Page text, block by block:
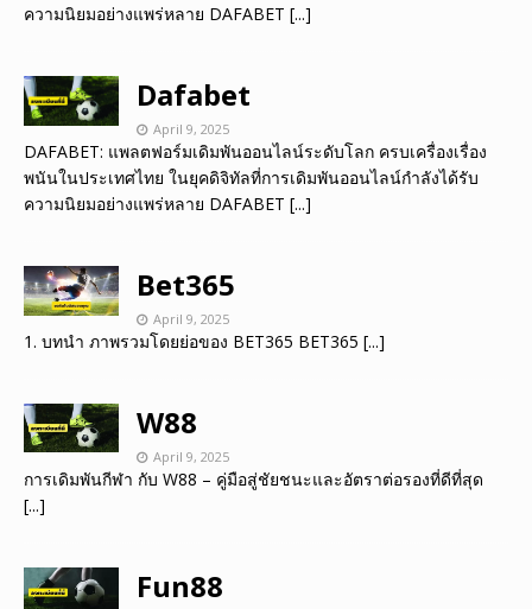
ความนิยมอย่างแพร่หลาย DAFABET [...]
Dafabet
April 9, 2025
DAFABET: แพลตฟอร์มเดิมพันออนไลน์ระดับโลก ครบเครื่องเรื่อง
พนันในประเทศไทย ในยุคดิจิทัลที่การเดิมพันออนไลน์กำลังได้รับ
ความนิยมอย่างแพร่หลาย DAFABET [...]
Bet365
April 9, 2025
1. บทนำ ภาพรวมโดยย่อของ BET365 BET365 [...]
W88
April 9, 2025
การเดิมพันกีฬา กับ W88 – คู่มือสู่ชัยชนะและอัตราต่อรองที่ดีที่สุด
[...]
Fun88